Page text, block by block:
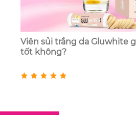
Viên sủi trắng da Gluwhite
tốt không?